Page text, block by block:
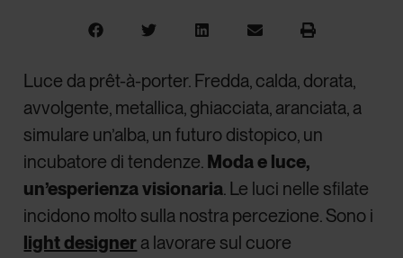
Luce da prêt-à-porter. Fredda, calda, dorata,
avvolgente, metallica, ghiacciata, aranciata, a
simulare un’alba, un futuro distopico, un
incubatore di tendenze. Moda e luce,
un’esperienza visionaria. Le luci nelle sfilate
incidono molto sulla nostra percezione. Sono i
light designer a lavorare sul cuore